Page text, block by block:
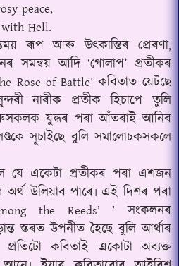
peace,
with Hell.
ৰূপ আৰু উৎকান্তিৰ প্ৰেৰণা,
সমন্বয় আদি ‘গোলাপ’ প্ৰতীকৰ
Rose of Battle’কবিতাত য়েটছে
নাৰীক প্ৰতীক হিচাপে তুলি
যুদ্ধৰ পৰা আঁতৰাই আনিব
সূচাইছে বুলি সমালোচকসকলে
যে একেটা প্ৰতীকৰ পৰা এশজন
অৰ্থ উলিয়াব পাৰে৷ এই দিশৰ পৰা
the Reeds’ ’সংকলনৰ
স্তৰত উপনীত হৈছে বুলি আৰ্থাৰ
কবিতাই একোটা অব্যক্ত